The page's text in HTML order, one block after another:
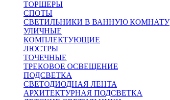
ТОРШЕРЫ
СПОТЫ
СВЕТИЛЬНИКИ В ВАННУЮ КОМНАТУ
УЛИЧНЫЕ
КОМПЛЕКТУЮЩИЕ
ЛЮСТРЫ
ТОЧЕЧНЫЕ
ТРЕКОВОЕ ОСВЕЩЕНИЕ
ПОДСВЕТКА
СВЕТОДИОДНАЯ ЛЕНТА
АРХИТЕКТУРНАЯ ПОДСВЕТКА